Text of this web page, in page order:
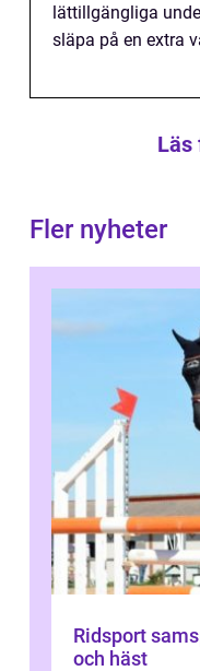
lättillgängliga
släpa på en extra
Läs
Fler nyheter
Ridsport samspelet mellan människa
och häst